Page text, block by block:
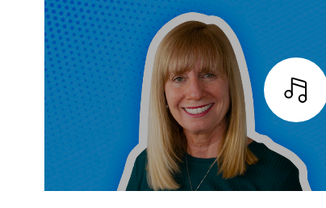
Slušaj